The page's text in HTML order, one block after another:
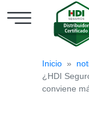
Seguro
Inicio »
¿HDI
conviene